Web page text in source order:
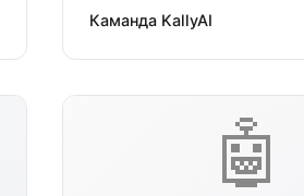
Каманда KallyAI
🤖